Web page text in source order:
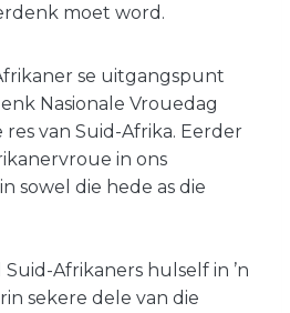
moet word.
se uitgangspunt
Nasionale Vrouedag
res van Suid-Afrika. Eerder
in ons
sowel die hede as die
Afrikaners hulself in ’n
sekere dele van die